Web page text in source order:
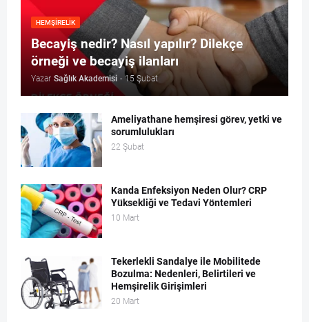
HEMŞIRELIK
Becayiş nedir? Nasıl yapılır? Dilekçe
örneği ve becayiş ilanları
Yazar Sağlık Akademisi - 15 Şubat
Ameliyathane hemşiresi görev, yetki ve
sorumlulukları
22 Şubat
Kanda Enfeksiyon Neden Olur? CRP
Yüksekliği ve Tedavi Yöntemleri
10 Mart
Tekerlekli Sandalye ile Mobilitede
Bozulma: Nedenleri, Belirtileri ve
Hemşirelik Girişimleri
20 Mart